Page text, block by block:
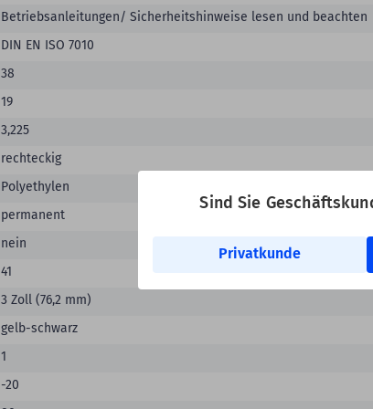
Sind Sie
Privatkunde
Betriebsanleitungen/ Sicherheitshinweise lesen und beachten
DIN EN ISO 7010
38
19
3,225
rechteckig
Polyethylen
permanent
nein
41
3 Zoll (76,2 mm)
gelb-schwarz
1
-20